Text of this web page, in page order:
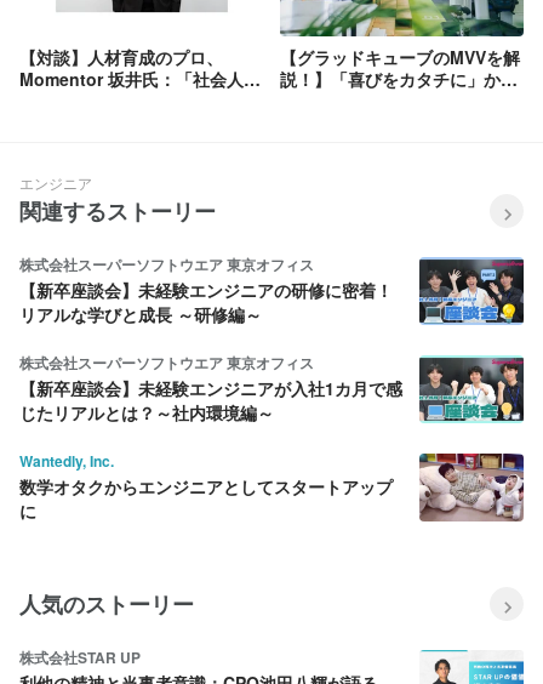
【対談】人材育成のプロ、
Momentor 坂井氏：「社会人1
【グラッドキューブのMVVを解
説！】「喜びをカタチに」から
エンジニア
関連するストーリー
株式会社スーパーソフトウエア 東京オフィス
【新卒座談会】未経験エンジニアの研修に密着！
リアルな学びと成長 ～研修編～
株式会社スーパーソフトウエア 東京オフィス
【新卒座談会】未経験エンジニアが入社1カ月で感
じたリアルとは？～社内環境編～
Wantedly, Inc.
数学オタクからエンジニアとしてスタートアップ
に
人気のストーリー
株式会社STAR UP